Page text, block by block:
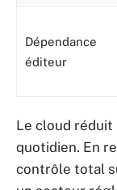
Dépendance
éditeur
Le cloud réduit
quotidien. En
contrôle total